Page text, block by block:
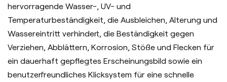
hervorragende Wasser-, UV- und
Temperaturbeständigkeit, die Ausbleichen, Alterung und
Wassereintritt verhindert, die Beständigkeit gegen
Verziehen, Abblättern, Korrosion, Stöße und Flecken für
ein dauerhaft gepflegtes Erscheinungsbild sowie ein
benutzerfreundliches Klicksystem für eine schnelle